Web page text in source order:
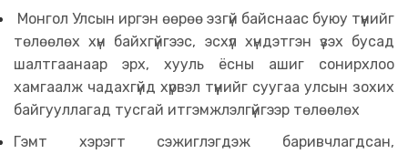
Монгол Улсын иргэн өөрөө эзгүй байснаас буюу түүнийг
төлөөлөх хүн байхгүйгээс, эсхүл хүндэтгэн үзэх бусад
шалтгаанаар эрх, хууль ёсны ашиг сонирхлоо
хамгаалж чадахгүйд хүрвэл түүнийг суугаа улсын зохих
байгууллагад тусгай итгэмжлэлгүйгээр төлөөлөх
Гэмт хэрэгт сэжиглэгдэж баривчлагдсан,